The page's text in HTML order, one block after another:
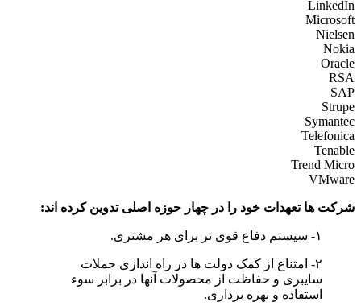
LinkedIn
Microsoft
Nielsen
Nokia
Oracle
RSA
SAP
Strupe
Symantec
Telefonica
Tenable
Trend Micro
VMware
شرکت ها تعهدات خود را در چهار حوزه اصلی تدوین کرده اند:
۱- سیستم دفاع قوی تر برای هر مشتری.
۲- امتناع از کمک دولت ها در راه اندازی حملات
سایبری و حفاظت از محصولات آنها در برابر سوء
استفاده و بهره برداری.